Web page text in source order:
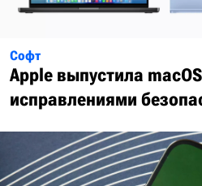
Софт
Apple выпустила
исправлениями